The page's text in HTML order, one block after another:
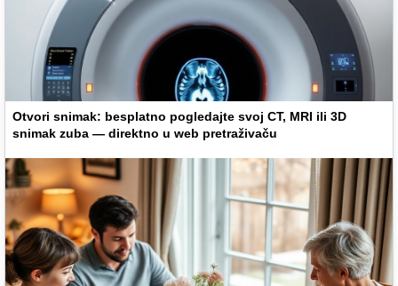
Otvori snimak: besplatno pogledajte svoj CT, MRI ili 3D
snimak zuba — direktno u web pretraživaču